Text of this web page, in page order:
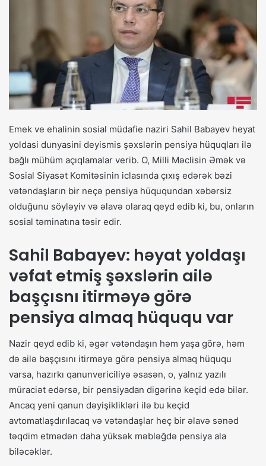
Emek ve ehalinin sosial müdafie naziri Sahil Babayev heyat
yoldasi dunyasini deyismis şəxslərin pensiya hüquqları ilə
bağlı mühüm açıqlamalar verib. O, Milli Məclisin Əmək və
Sosial Siyasət Komitəsinin iclasında çıxış edərək bəzi
vətəndaşların bir neçə pensiya hüququndan xəbərsiz
olduğunu söyləyiv və əlavə olaraq qeyd edib ki, bu, onların
sosial təminatına təsir edir.
Sahil Babayev: həyat yoldaşı
vəfat etmiş şəxslərin ailə
başçısnı itirməyə görə
pensiya almaq hüququ var
Nazir qeyd edib ki, əgər vətəndaşın həm yaşa görə, həm
də ailə başçısını itirməyə görə pensiya almaq hüququ
varsa, hazırkı qanunvericiliyə əsasən, o, yalnız yazılı
müraciət edərsə, bir pensiyadan digərinə keçid edə bilər.
Ancaq yeni qanun dəyişiklikləri ilə bu keçid
avtomatlaşdırılacaq və vətəndaşlar heç bir əlavə sənəd
təqdim etmədən daha yüksək məbləğdə pensiya ala
biləcəklər.